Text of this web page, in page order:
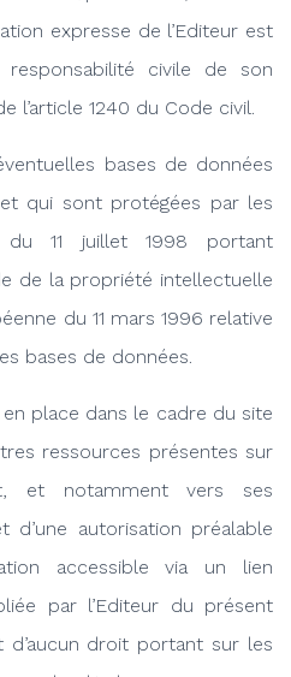
expresse de l’Editeur est
responsabilité civile de son
l’article 1240 du Code civil.
bases de données
qui sont protégées par les
11 juillet 1998 portant
de la propriété intellectuelle
du 11 mars 1996 relative
bases de données.
place dans le cadre du site
ressources présentes sur
et notamment vers ses
d’une autorisation préalable
accessible via un lien
par l’Editeur du présent
droit portant sur les